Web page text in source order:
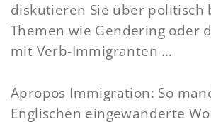
diskutieren Sie über politisch
Themen wie Gendering oder
mit Verb-Immigranten …
Apropos Immigration: So
Englischen eingewanderte